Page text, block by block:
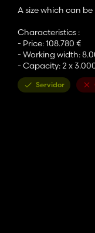
A size which can
Characteristics :
- Price: 108.780 €
- Working width:
- Capacity: 2 x
Servidor